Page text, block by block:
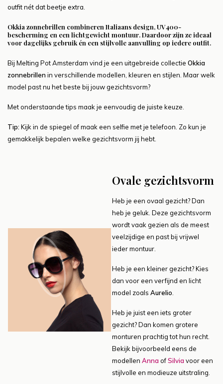
outfit nét dat beetje extra.
Okkia zonnebrillen combineren Italiaans design, UV400-
bescherming en een lichtgewicht montuur. Daardoor zijn ze ideaal
voor dagelijks gebruik én een stijlvolle aanvulling op iedere outfit.
Bij Melting Pot Amsterdam vind je een uitgebreide collectie Okkia
zonnebrillen in verschillende modellen, kleuren en stijlen. Maar welk
model past nu het beste bij jouw gezichtsvorm?
Met onderstaande tips maak je eenvoudig de juiste keuze.
Tip: Kijk in de spiegel of maak een selfie met je telefoon. Zo kun je
gemakkelijk bepalen welke gezichtsvorm jij hebt.
Ovale gezichtsvorm
Heb je een ovaal gezicht? Dan
heb je geluk. Deze gezichtsvorm
wordt vaak gezien als de meest
veelzijdige en past bij vrijwel
ieder montuur.
Heb je een kleiner gezicht? Kies
dan voor een verfijnd en licht
model zoals Aurelio
Heb je juist een iets groter
gezicht? Dan komen grotere
monturen prachtig tot hun recht.
Bekijk bijvoorbeeld eens de
modellen Anna ofSilvia voor een
stijlvolle en modieuze uitstraling.